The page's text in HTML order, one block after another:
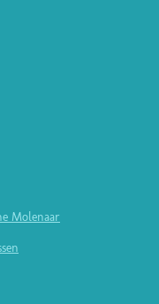
Molenaar